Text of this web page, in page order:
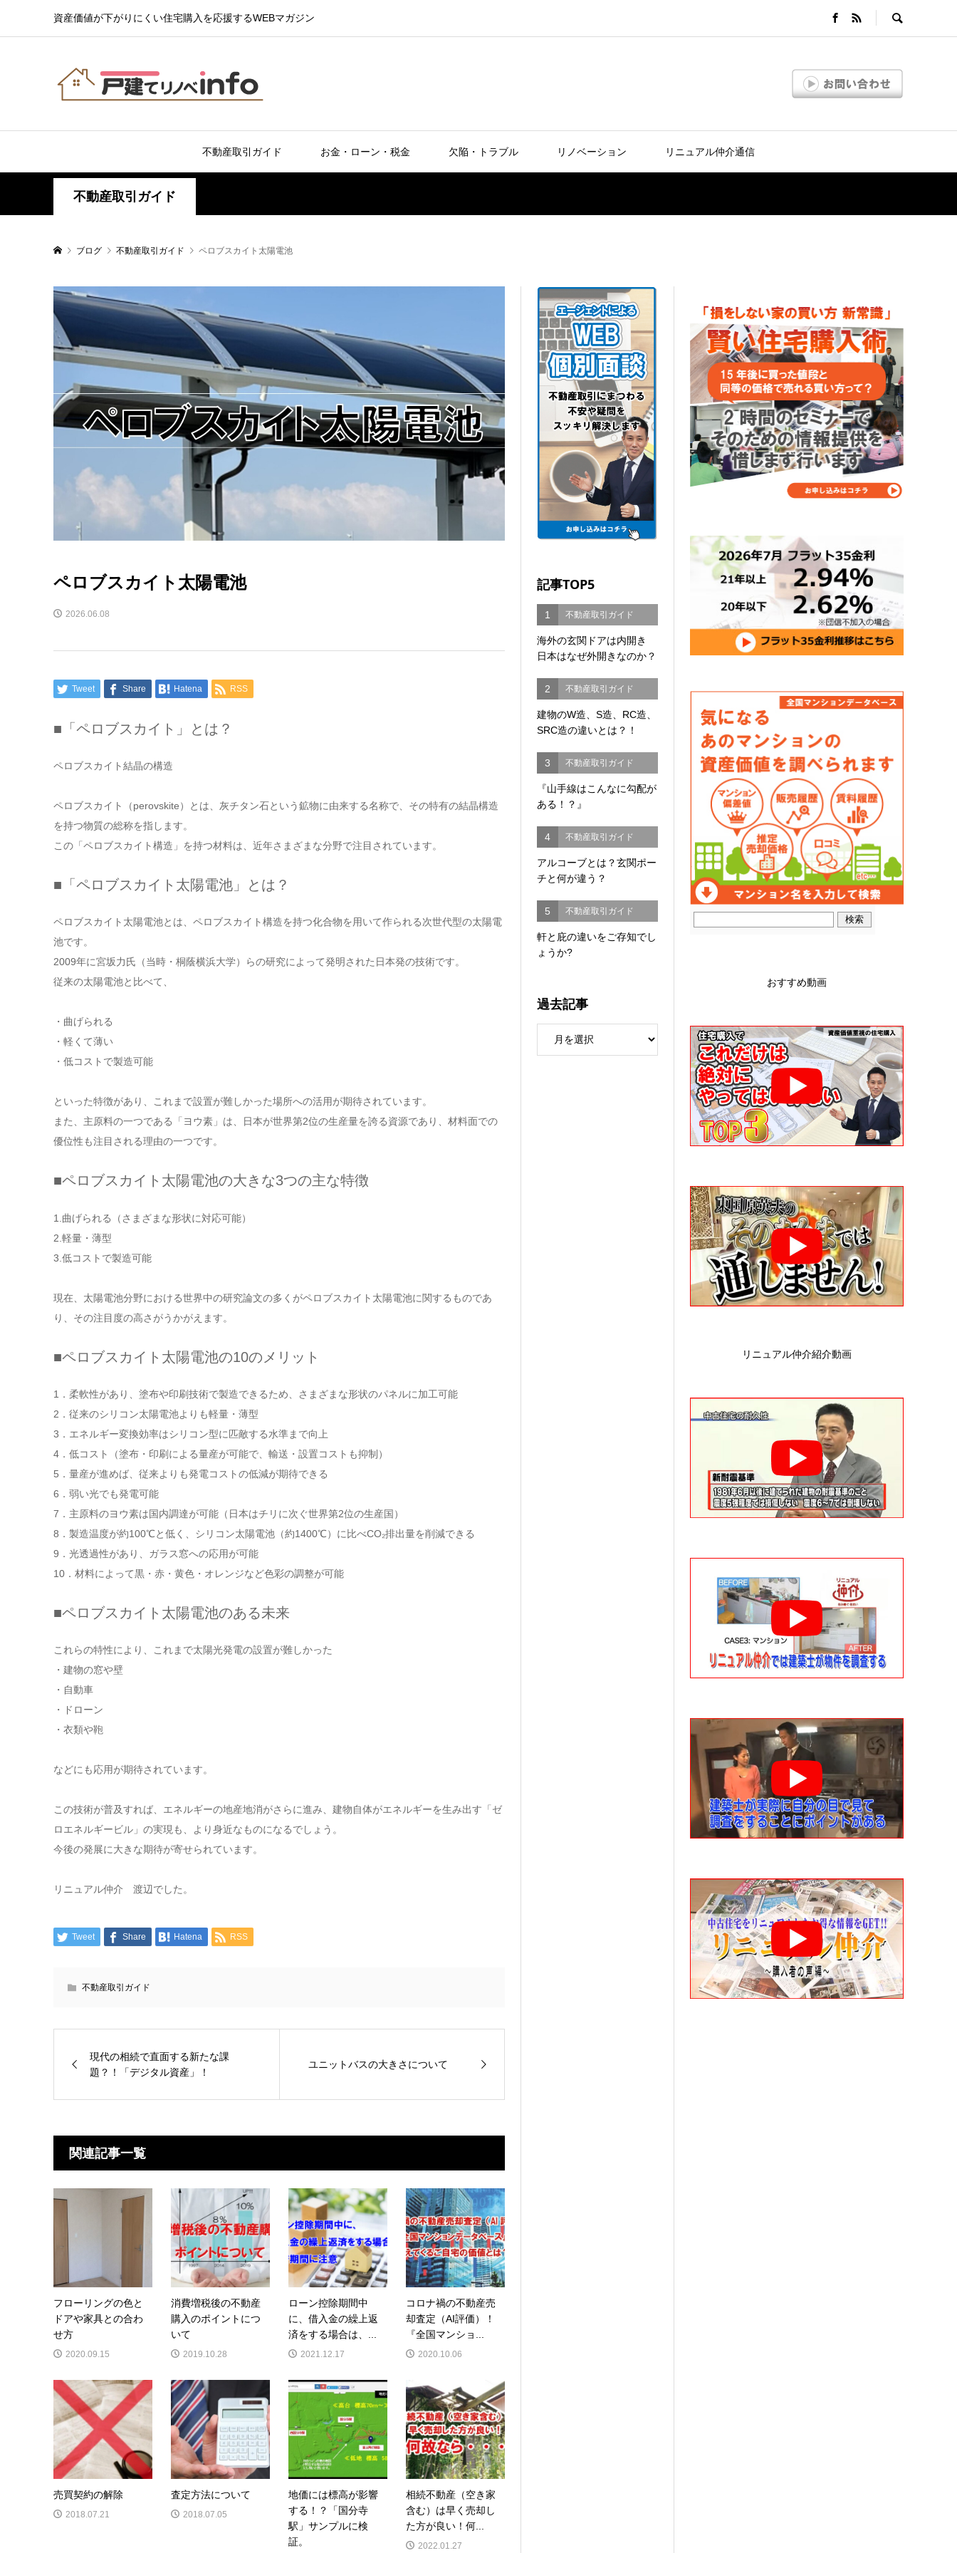
資産価値が下がりにくい住宅購入を応援するWEBマガジン
不動産取引ガイド お金・ローン・税金 欠陥・トラブル リノベーション リニュアル仲介通信
不動産取引ガイド
ブログ 不動産取引ガイド ペロブスカイト太陽電池
ペロブスカイト太陽電池
2026.06.08
Tweet Share Hatena RSS
■「ペロブスカイト」とは？
ペロブスカイト結晶の構造
ペロブスカイト（perovskite）とは、灰チタン石という鉱物に由来する名称で、その特有の結晶構造
を持つ物質の総称を指します。
この「ペロブスカイト構造」を持つ材料は、近年さまざまな分野で注目されています。
■「ペロブスカイト太陽電池」とは？
ペロブスカイト太陽電池とは、ペロブスカイト構造を持つ化合物を用いて作られる次世代型の太陽電
池です。
2009年に宮坂力氏（当時・桐蔭横浜大学）らの研究によって発明された日本発の技術です。
従来の太陽電池と比べて、
・曲げられる
・軽くて薄い
・低コストで製造可能
といった特徴があり、これまで設置が難しかった場所への活用が期待されています。
また、主原料の一つである「ヨウ素」は、日本が世界第2位の生産量を誇る資源であり、材料面での
優位性も注目される理由の一つです。
■ペロブスカイト太陽電池の大きな3つの主な特徴
1.曲げられる（さまざまな形状に対応可能）
2.軽量・薄型
3.低コストで製造可能
現在、太陽電池分野における世界中の研究論文の多くがペロブスカイト太陽電池に関するものであ
り、その注目度の高さがうかがえます。
■ペロブスカイト太陽電池の10のメリット
1．柔軟性があり、塗布や印刷技術で製造できるため、さまざまな形状のパネルに加工可能
2．従来のシリコン太陽電池よりも軽量・薄型
3．エネルギー変換効率はシリコン型に匹敵する水準まで向上
4．低コスト（塗布・印刷による量産が可能で、輸送・設置コストも抑制）
5．量産が進めば、従来よりも発電コストの低減が期待できる
6．弱い光でも発電可能
7．主原料のヨウ素は国内調達が可能（日本はチリに次ぐ世界第2位の生産国）
8．製造温度が約100℃と低く、シリコン太陽電池（約1400℃）に比べCO₂排出量を削減できる
9．光透過性があり、ガラス窓への応用が可能
10．材料によって黒・赤・黄色・オレンジなど色彩の調整が可能
■ペロブスカイト太陽電池のある未来
これらの特性により、これまで太陽光発電の設置が難しかった
・建物の窓や壁
・自動車
・ドローン
・衣類や鞄
などにも応用が期待されています。
この技術が普及すれば、エネルギーの地産地消がさらに進み、建物自体がエネルギーを生み出す「ゼ
ロエネルギービル」の実現も、より身近なものになるでしょう。
今後の発展に大きな期待が寄せられています。
リニュアル仲介 渡辺でした。
Tweet Share Hatena RSS
不動産取引ガイド
現代の相続で直面する新たな課
題？！「デジタル資産」！
ユニットバスの大きさについて
関連記事一覧
フローリングの色と
ドアや家具との合わ
せ方
2020.09.15
消費増税後の不動産
購入のポイントにつ
いて
2019.10.28
ローン控除期間中
に、借入金の繰上返
済をする場合は、...
2021.12.17
コロナ禍の不動産売
却査定（AI評価）！
『全国マンショ...
2020.10.06
売買契約の解除
2018.07.21
査定方法について
2018.07.05
地価には標高が影響
する！？「国分寺
駅」サンプルに検
証。
相続不動産（空き家
含む）は早く売却し
た方が良い！何...
2022.01.27
記事TOP5
1 不動産取引ガイド
海外の玄関ドアは内開き
日本はなぜ外開きなのか？
2 不動産取引ガイド
建物のW造、S造、RC造、
SRC造の違いとは？！
3 不動産取引ガイド
『山手線はこんなに勾配が
ある！？』
4 不動産取引ガイド
アルコーブとは？玄関ポー
チと何が違う？
5 不動産取引ガイド
軒と庇の違いをご存知でし
ょうか?
過去記事
おすすめ動画
リニュアル仲介紹介動画